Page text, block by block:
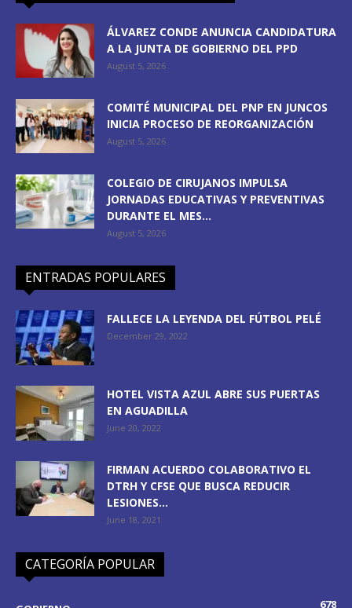
ÁLVAREZ CONDE ANUNCIA CANDIDATURA
A LA JUNTA DE GOBIERNO DEL PPD
August 5, 2026
COMITÉ MUNICIPAL DEL PNP EN JUNCOS
INICIA PROCESO DE REORGANIZACIÓN
August 5, 2026
COLEGIO DE CIRUJANOS IMPULSA
JORNADAS EDUCATIVAS Y PREVENTIVAS
DURANTE EL MES...
August 5, 2026
ENTRADAS POPULARES
FALLECE LA LEYENDA DEL FÚTBOL PELÉ
December 29, 2022
HOTEL VISTA AZUL ABRE SUS PUERTAS
EN AGUADILLA
June 20, 2022
FIRMAN ACUERDO COLABORATIVO EL
DTRH Y CFSE QUE BUSCA REDUCIR
LESIONES...
June 18, 2021
CATEGORÍA POPULAR
678